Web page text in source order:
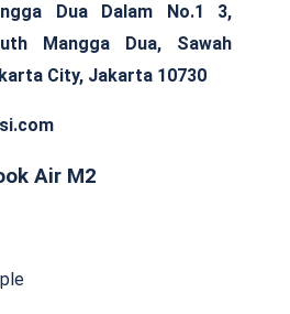
Dua Dalam No.1 3,
Mangga Dua, Sawah
City, Jakarta 10730
Air M2